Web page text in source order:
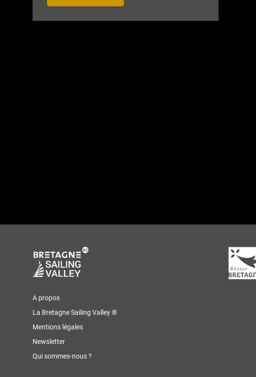
A propos
La Bretagne Sailing Valley ®
Mentions légales
Newsletter
Qui sommes-nous ?